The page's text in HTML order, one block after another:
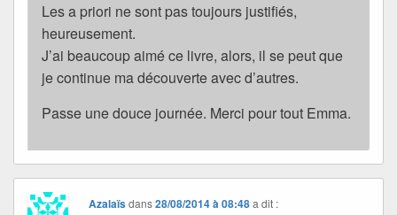
Les a priori ne sont pas toujours justifiés,
heureusement.
J’ai beaucoup aimé ce livre, alors, il se peut que
je continue ma découverte avec d’autres.
Passe une douce journée. Merci pour tout Emma.
Azalaïsdans28/08/2014 à 08:48 a dit :